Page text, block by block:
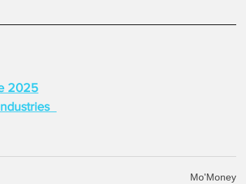
2025
Mo'Money